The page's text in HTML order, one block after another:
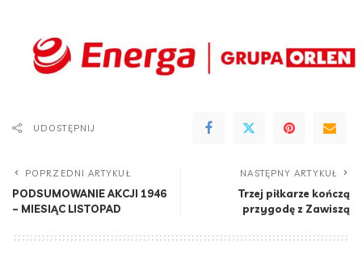
UDOSTĘPNIJ
POPRZEDNI ARTYKUŁ
PODSUMOWANIE AKCJI 1946
– MIESIĄC LISTOPAD
NASTĘPNY ARTYKUŁ
Trzej piłkarze kończą
przygodę z Zawiszą